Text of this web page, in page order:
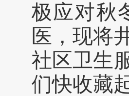
极应对秋
医，现将
社区卫生
们快收藏